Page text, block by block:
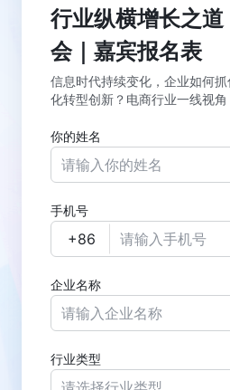
行业纵横增长之
会｜嘉宾报名表
信息时代持续变化，企业如何
化转型创新？电商行业一线视角
你的姓名
手机号
企业名称
行业类型